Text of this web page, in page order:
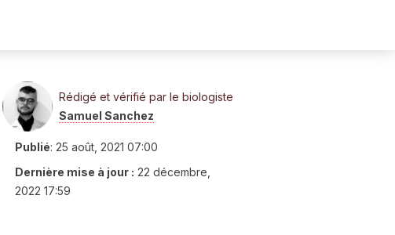
Rédigé et vérifié par le biologiste
Samuel Sanchez
Publié: 25 août, 2021 07:00
Dernière mise à jour : 22 décembre,
2022 17:59